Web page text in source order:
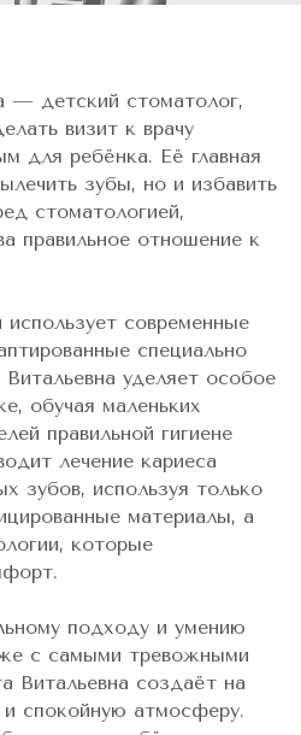
— детский стоматолог,
визит к врачу
для ребёнка. Её главная
зубы, но и избавить
стоматологией,
правильное отношение к
использует современные
специально
уделяет особое
обучая маленьких
правильной гигиене
лечение кариеса
зубов, используя только
материалы, а
которые
подходу и умению
с самыми тревожными
Витальевна создаёт на
спокойную атмосферу.